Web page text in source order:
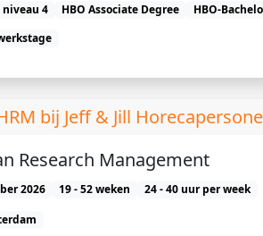
niveau 4
HBO Associate Degree HBO-
bij Jeff & Jill
Research Management
2026 19 - 52 weken
24 - 40 uur per week